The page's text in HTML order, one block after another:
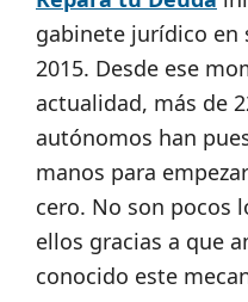
gabinete jurídico en
2015. Desde ese
actualidad, más de
autónomos han
manos para
cero. No son pocos
ellos gracias a que
conocido este